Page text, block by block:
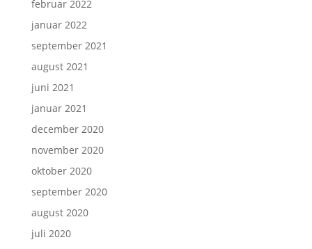
februar 2022
januar 2022
september 2021
august 2021
juni 2021
januar 2021
december 2020
november 2020
oktober 2020
september 2020
august 2020
juli 2020